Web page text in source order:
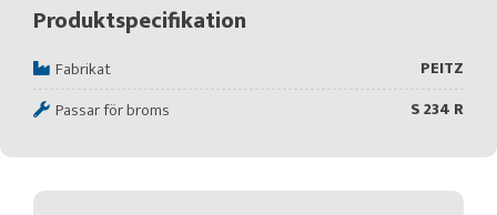
Produktspecifikation
Fabrikat
PEITZ
Passar för broms
S 234 R